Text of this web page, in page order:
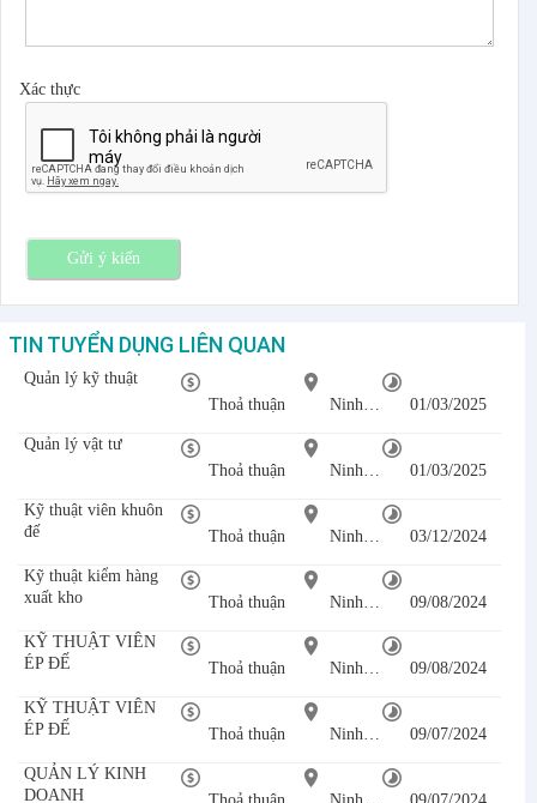
Xác thực
Gửi ý kiến
TIN TUYỂN DỤNG LIÊN QUAN
Quản lý kỹ thuật
Thoả thuận
Ninh Bình 01/03/2025
Quản lý vật tư
Thoả thuận
Ninh Bình 01/03/2025
Kỹ thuật viên khuôn
đế
Thoả thuận Ninh Bình 03/12/2024
Kỹ thuật kiểm hàng
xuất kho
Thoả thuận Ninh Bình 09/08/2024
KỸ THUẬT VIÊN
ÉP ĐẾ
Thoả thuận Ninh Bình 09/08/2024
KỸ THUẬT VIÊN
ÉP ĐẾ
Thoả thuận Ninh Bình 09/07/2024
QUẢN LÝ KINH
DOANH